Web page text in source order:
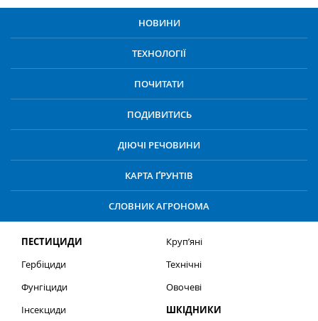
НОВИНИ
ТЕХНОЛОГІЇ
ПОЧИТАТИ
ПОДИВИТИСЬ
ДІЮЧІ РЕЧОВИНИ
КАРТА ҐРУНТІВ
СЛОВНИК АГРОНОМА
ПЕСТИЦИДИ
Гербіциди
Фунгіциди
Інсекциди
Круп’яні
Технічні
Овочеві
ШКІДНИКИ